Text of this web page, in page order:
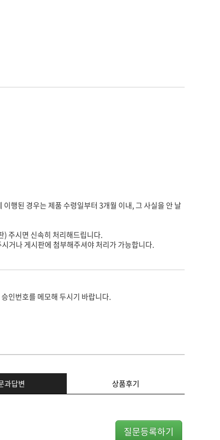
행된 경우는 제품 수령일부터 3개월 이내, 그 사실을 안 날
주시면 신속히 처리해드립니다.
거나 게시판에 첨부해주셔야 처리가 가능합니다.
인번호를 메모해 두시기 바랍니다.
과답변 상품후기
질문등록하기